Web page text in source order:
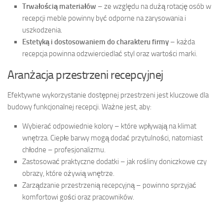
Trwałością materiałów – ze względu na dużą rotację osób w
recepcji meble powinny być odporne na zarysowania i
uszkodzenia.
Estetyką i dostosowaniem do charakteru firmy – każda
recepcja powinna odzwierciedlać styl oraz wartości marki.
Aranżacja przestrzeni recepcyjnej
Efektywne wykorzystanie dostępnej przestrzeni jest kluczowe dla
budowy funkcjonalnej recepcji. Ważne jest, aby:
Wybierać odpowiednie kolory – które wpływają na klimat
wnętrza. Ciepłe barwy mogą dodać przytulności, natomiast
chłodne – profesjonalizmu.
Zastosować praktyczne dodatki – jak rośliny doniczkowe czy
obrazy, które ożywią wnętrze.
Zarządzanie przestrzenią recepcyjną – powinno sprzyjać
komfortowi gości oraz pracowników.